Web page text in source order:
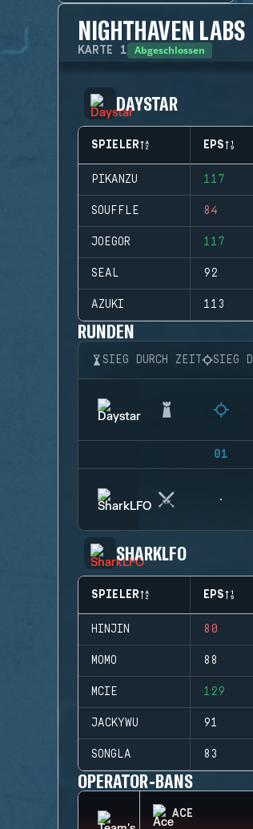
NIGHTHAVEN LABS
KARTE 1 Abgeschlossen
DAYSTAR
SPIELER EPS
PIKANZU 117
SOUFFLE 84
JOEGOR 117
SEAL 92
AZUKI 113
RUNDEN
SIEG DURCH ZEIT SIEG
01
SHARKLFO
SPIELER EPS
HINJIN 80
MOMO 88
MCIE 129
JACKYWU 91
SONGLA 83
OPERATOR-BANS
ACE